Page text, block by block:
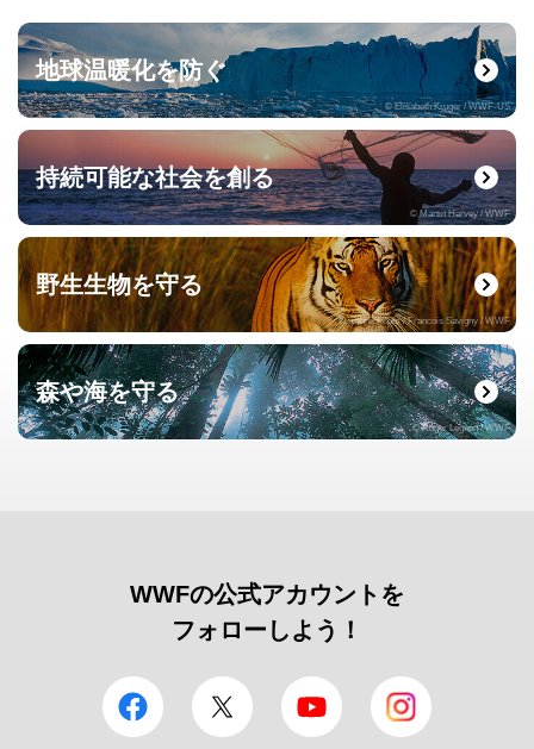
地球温暖化を防ぐ
© Elisabeth Kruger / WWF-US
持続可能な社会を創る
© Martin Harvey / WWF
野生生物を守る
© naturepl.com / Francois Savigny / WWF
森や海を守る
© Roger Leguen / WWF
WWFの公式アカウントを
フォローしよう！
facebook Twitter YouTube